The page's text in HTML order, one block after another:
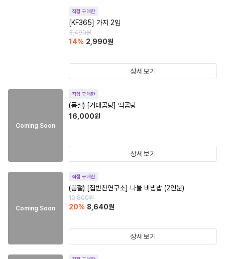
직접 구매한
[KF365] 가지 2입
3,490원
14% 2,990원
상세보기
Coming Soon
직접 구매한
(품절) [거대곰탕] 떡곰탕
16,000원
상세보기
Coming Soon
직접 구매한
(품절) [집반찬연구소] 나물 비빔밥 (2인분)
10,800원
20% 8,640원
상세보기